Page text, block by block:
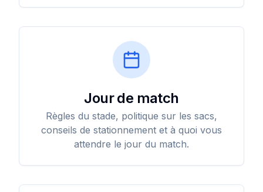
Jour de match
Règles du stade, politique sur les sacs,
conseils de stationnement et à quoi vous
attendre le jour du match.